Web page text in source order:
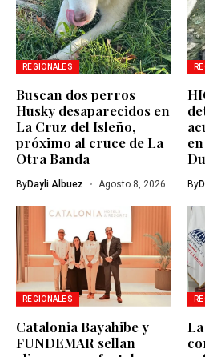
REGIONALES
Buscan dos perros
Husky desaparecidos en
La Cruz del Isleño,
próximo al cruce de La
Otra Banda
ByDayli Albuez Agosto 8, 2026 By
REGIONALES
Catalonia Bayahibe y
FUNDEMAR sellan